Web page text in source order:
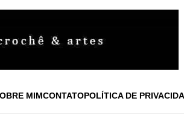
MIMCONTATOPOLÍTICA DE